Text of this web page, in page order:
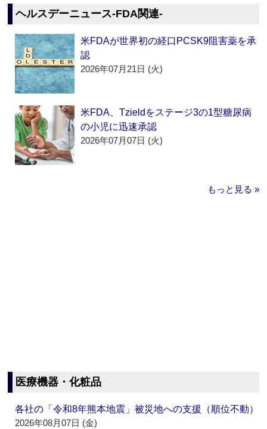
ヘルスデーニュース‐FDA関連‐
米FDAが世界初の経口PCSK9阻害薬を承
認
2026年07月21日 (火)
米FDA、Tzieldをステージ3の1型糖尿病
の小児に迅速承認
2026年07月07日 (火)
もっと見る »
医療機器・化粧品
各社の「令和8年熊本地震」被災地への支援（順位不動）
2026年08月07日 (金)